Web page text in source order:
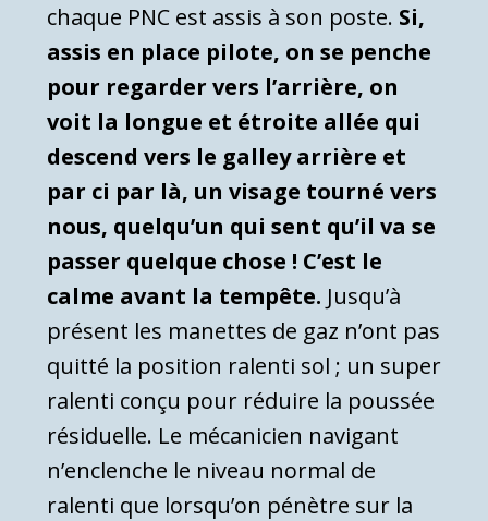
chaque PNC est assis à son poste. Si,
assis en place pilote, on se penche
pour regarder vers l’arrière, on
voit la longue et étroite allée qui
descend vers le galley arrière et
par ci par là, un visage tourné vers
nous, quelqu’un qui sent qu’il va se
passer quelque chose ! C’est le
calme avant la tempête. Jusqu’à
présent les manettes de gaz n’ont pas
quitté la position ralenti sol ; un super
ralenti conçu pour réduire la poussée
résiduelle. Le mécanicien navigant
n’enclenche le niveau normal de
ralenti que lorsqu’on pénètre sur la